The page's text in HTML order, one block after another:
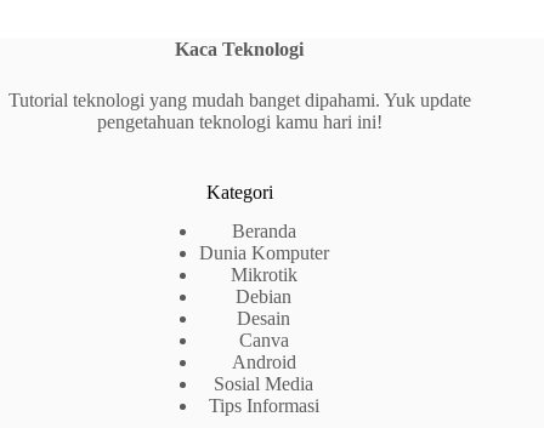
Kaca Teknologi
Tutorial teknologi yang mudah banget dipahami. Yuk update
pengetahuan teknologi kamu hari ini!
Kategori
Beranda
Dunia Komputer
Mikrotik
Debian
Desain
Canva
Android
Sosial Media
Tips Informasi